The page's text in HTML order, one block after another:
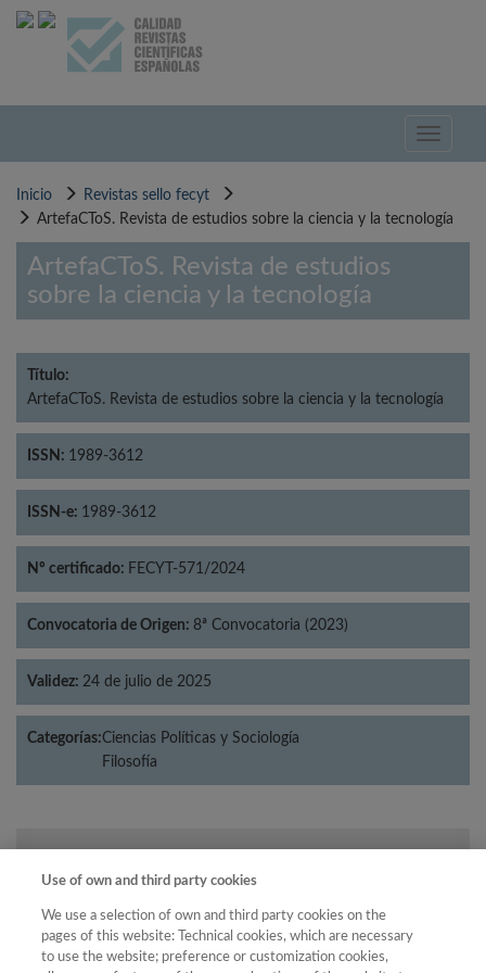
Pasar
Toggle
Inicio
Revistas sello fecyt
ArtefaCToS. Revista de estudios sobre la ciencia y la tecnología
ArtefaCToS. Revista de estudios
sobre la ciencia y la tecnología
Título:
ArtefaCToS. Revista de estudios sobre la ciencia y la tecnología
ISSN: 1989-3612
ISSN-e: 1989-3612
Nº certificado: FECYT-571/2024
Convocatoria de Origen: 8ª Convocatoria (2023)
Validez: 24 de julio de 2025
Categorías:Ciencias Políticas y Sociología
Filosofía
Año
Use of own and third party cookies
We use a selection of own and third party cookies on the
pages of this website: Technical cookies, which are necessary
to use the website; preference or customization cookies,